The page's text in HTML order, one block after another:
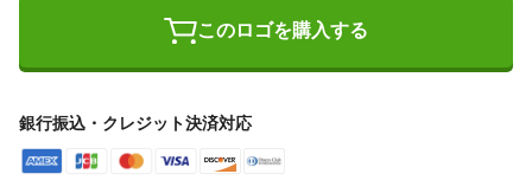
このロゴを購入する
銀行振込・クレジット決済対応